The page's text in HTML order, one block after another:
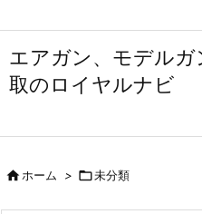
エアガン、モデル
取のロイヤルナビ
ホーム > 未分類